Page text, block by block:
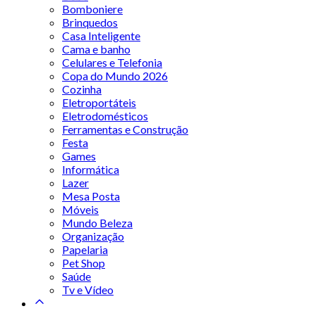
Bomboniere
Brinquedos
Casa Inteligente
Cama e banho
Celulares e Telefonia
Copa do Mundo 2026
Cozinha
Eletroportáteis
Eletrodomésticos
Ferramentas e Construção
Festa
Games
Informática
Lazer
Mesa Posta
Móveis
Mundo Beleza
Organização
Papelaria
Pet Shop
Saúde
Tv e Vídeo